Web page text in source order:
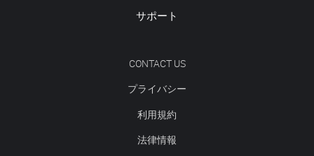
サポート
CONTACT US
プライバシー
利用規約
法律情報